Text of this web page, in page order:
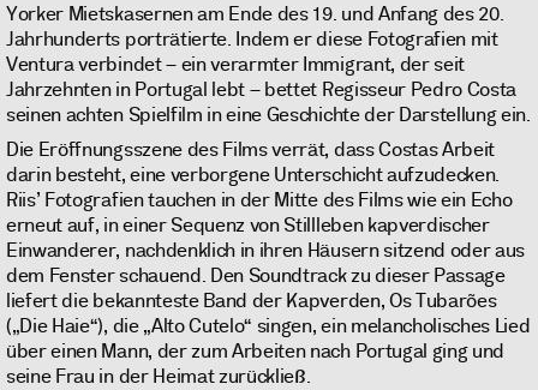
Yorker Mietskasernen am Ende des 19. und Anfang des 20.
Jahrhunderts porträtierte. Indem er diese Fotografien mit
Ventura verbindet – ein verarmter Immigrant, der seit
Jahrzehnten in Portugal lebt – bettet Regisseur Pedro Costa
seinen achten Spielfilm in eine Geschichte der Darstellung ein.
Die Eröffnungsszene des Films verrät, dass Costas Arbeit
darin besteht, eine verborgene Unterschicht aufzudecken.
Riis’ Fotografien tauchen in der Mitte des Films wie ein Echo
erneut auf, in einer Sequenz von Stillleben kapverdischer
Einwanderer, nachdenklich in ihren Häusern sitzend oder aus
dem Fenster schauend. Den Soundtrack zu dieser Passage
liefert die bekannteste Band der Kapverden, Os Tubarões
(„Die Haie“), die „Alto Cutelo“ singen, ein melancholisches Lied
über einen Mann, der zum Arbeiten nach Portugal ging und
seine Frau in der Heimat zurückließ.